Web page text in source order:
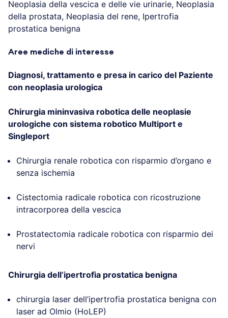
Neoplasia della vescica e delle vie urinarie, Neoplasia
della prostata, Neoplasia del rene, Ipertrofia
prostatica benigna
Aree mediche di interesse
Diagnosi, trattamento e presa in carico del Paziente
con neoplasia urologica
Chirurgia mininvasiva robotica delle neoplasie
urologiche con sistema robotico Multiport e
Singleport
Chirurgia renale robotica con risparmio d’organo e
senza ischemia
Cistectomia radicale robotica con ricostruzione
intracorporea della vescica
Prostatectomia radicale robotica con risparmio dei
nervi
Chirurgia dell’ipertrofia prostatica benigna
chirurgia laser dell’ipertrofia prostatica benigna con
laser ad Olmio (HoLEP)